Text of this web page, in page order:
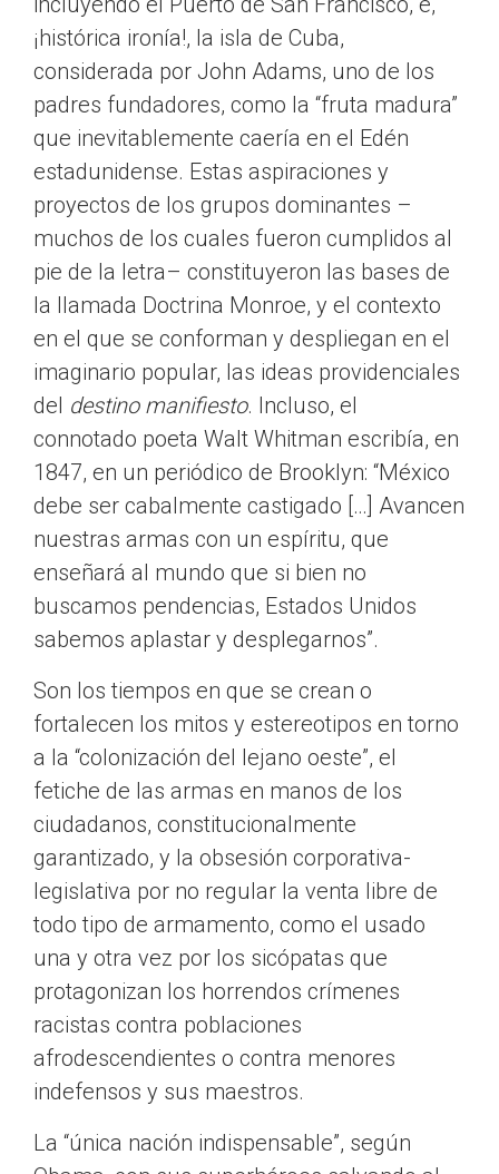
¡histórica ironía!, la isla de Cuba,
considerada por John Adams, uno de los
padres fundadores, como la “fruta madura”
que inevitablemente caería en el Edén
estadunidense. Estas aspiraciones y
proyectos de los grupos dominantes –
muchos de los cuales fueron cumplidos al
pie de la letra– constituyeron las bases de
la llamada Doctrina Monroe, y el contexto
en el que se conforman y despliegan en el
imaginario popular, las ideas providenciales
del destino manifiesto. Incluso, el
connotado poeta Walt Whitman escribía, en
1847, en un periódico de Brooklyn: “México
debe ser cabalmente castigado […] Avancen
nuestras armas con un espíritu, que
enseñará al mundo que si bien no
buscamos pendencias, Estados Unidos
sabemos aplastar y desplegarnos”.
Son los tiempos en que se crean o
fortalecen los mitos y estereotipos en torno
a la “colonización del lejano oeste”, el
fetiche de las armas en manos de los
ciudadanos, constitucionalmente
garantizado, y la obsesión corporativa-
legislativa por no regular la venta libre de
todo tipo de armamento, como el usado
una y otra vez por los sicópatas que
protagonizan los horrendos crímenes
racistas contra poblaciones
afrodescendientes o contra menores
indefensos y sus maestros.
La “única nación indispensable”, según